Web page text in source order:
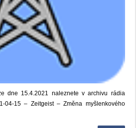
dne 15.4.2021 naleznete v archivu rádia
04-15 – Zeitgeist – Změna myšlenkového